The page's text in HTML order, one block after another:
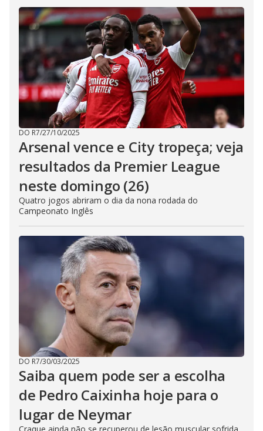
DO R7/27/10/2025
Arsenal vence e City tropeça; veja
resultados da Premier League
neste domingo (26)
Quatro jogos abriram o dia da nona rodada do
Campeonato Inglês
DO R7/30/03/2025
Saiba quem pode ser a escolha
de Pedro Caixinha hoje para o
lugar de Neymar